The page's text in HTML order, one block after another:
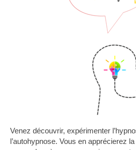
Venez découvrir, expérimenter
l’autohypnose. Vous en apprécierez